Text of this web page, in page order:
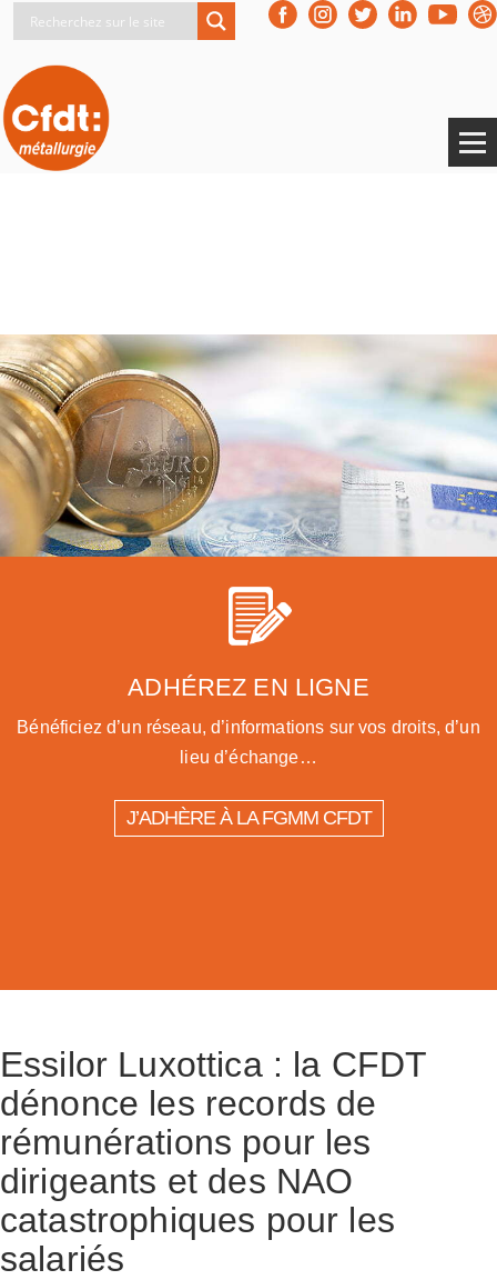
ADHÉREZ EN LIGNE
Bénéficiez d’un réseau, d’informations sur vos droits, d’un
lieu d’échange…
J’ADHÈRE À LA FGMM CFDT
Essilor Luxottica : la CFDT
dénonce les records de
rémunérations pour les
dirigeants et des NAO
catastrophiques pour les
salariés